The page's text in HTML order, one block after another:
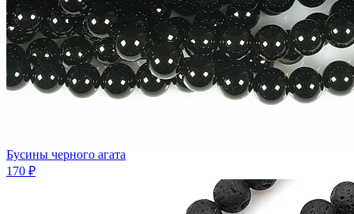
Бусины черного агата
170 ₽